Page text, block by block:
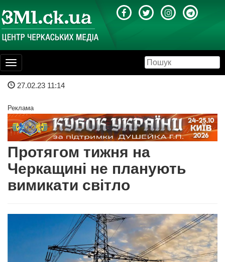
Toggle
navigation
27.02.23 11:14
Реклама
Протягом тижня на
Черкащині не планують
вимикати світло